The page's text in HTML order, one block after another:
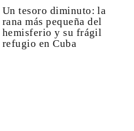
Un tesoro diminuto: la
rana más pequeña del
hemisferio y su frágil
refugio en Cuba